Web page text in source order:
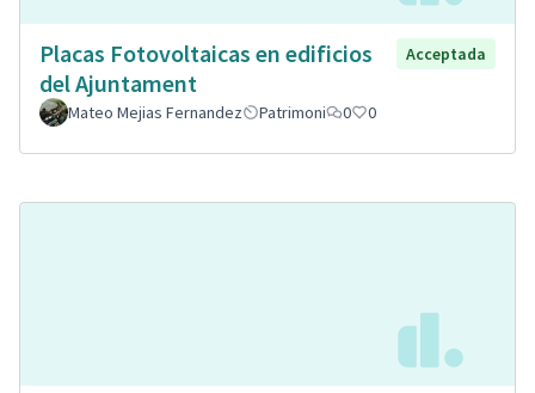
Placas Fotovoltaicas en edificios
del Ajuntament
Acceptada
Mateo Mejias Fernandez Patrimoni 0 0